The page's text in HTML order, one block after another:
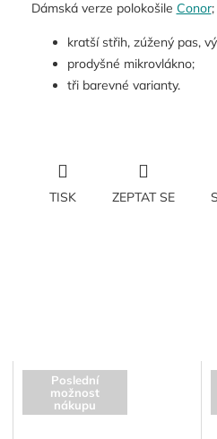
Dámská verze polokošile Conor;
kratší střih, zúžený pas,
prodyšné mikrovlákno;
tři barevné varianty.
TISK ZEPTAT SE
Poslední
možnost
nákupu